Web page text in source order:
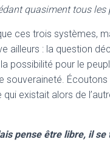
quasiment tous les
ces trois systèmes,
ailleurs : la question
possibilité pour le
souveraineté. Écoutons
qui existait alors de
pense être libre, il